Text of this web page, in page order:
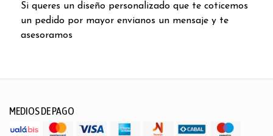
Si queres un diseño personalizado que te coticemos
un pedido por mayor envianos un mensaje y te
asesoramos
MEDIOS DE PAGO